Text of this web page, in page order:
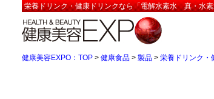
栄養ドリンク・健康ドリンクなら「電解水素水 真・水
健康美容EXPO：TOP > 健康食品 > 製品 > 栄養ドリンク・